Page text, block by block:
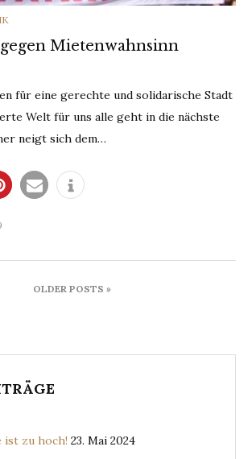
Mietenwahnsinn
für eine gerechte und solidarische Stadt
Welt für uns alle geht in die nächste
neigt sich dem…
OLDER POSTS »
ist zu hoch! 23. Mai 2024